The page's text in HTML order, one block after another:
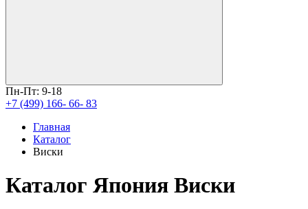
Пн-Пт: 9-18
+7 (499) 166- 66- 83
Главная
Каталог
Виски
Каталог Япония Виски